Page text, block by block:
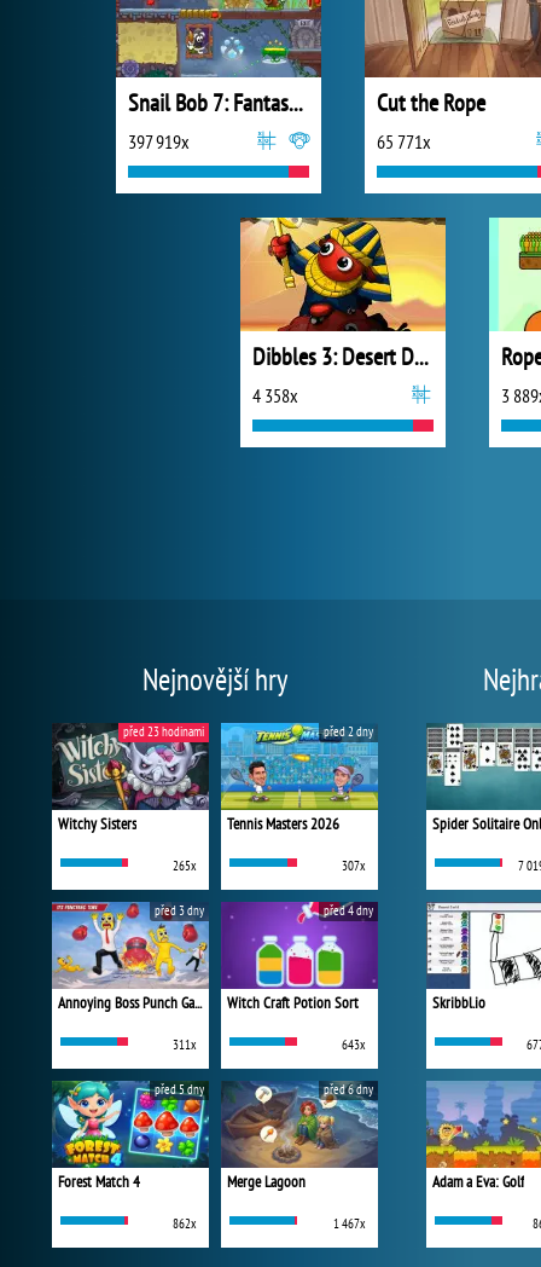
Snail Bob 7: Fantasy Story
397 919x
Cut the Rope
65 771x
Dibbles 3: Desert Despair
4 358x 3
Nejnovější hry
Witchy Sisters
265x
před 23 hodinami
Tennis Masters 2026
307x
před 2 dny
Annoying Boss Punch Game
311x
před 3 dny
Witch Craft Potion Sort
643x
před 4 dny
Forest Match 4
862x
před 5 dny
Merge Lagoon
1 467x
před 6 dny
Spider Solitaire
7
Skribbl.io
Adam a Eva: Golf